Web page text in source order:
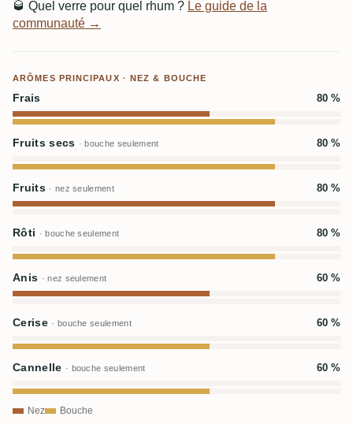
🥃 Quel verre pour quel rhum ? Le guide de la
communauté →
ARÔMES PRINCIPAUX · NEZ & BOUCHE
Frais 80 %
Fruits secs · bouche seulement 80 %
Fruits · nez seulement 80 %
Rôti · bouche seulement 80 %
Anis · nez seulement 60 %
Cerise · bouche seulement 60 %
Cannelle · bouche seulement 60 %
Nez Bouche